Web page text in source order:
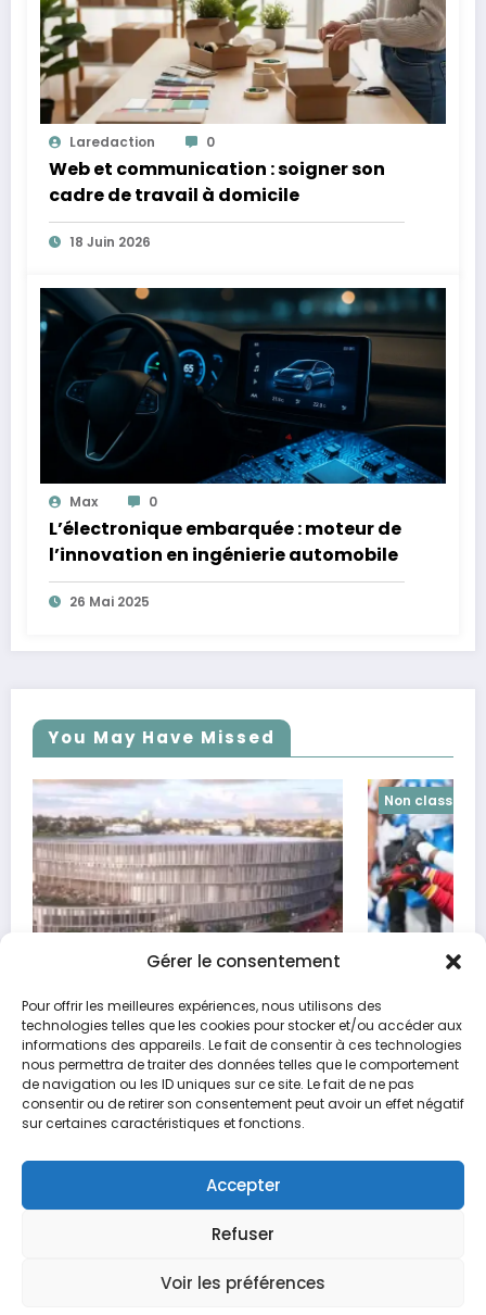
Gérer le consentement
Pour offrir les meilleures expériences, nous utilisons des
technologies telles que les cookies pour stocker et/ou accéder aux
informations des appareils. Le fait de consentir à ces technologies
nous permettra de traiter des données telles que le comportement
de navigation ou les ID uniques sur ce site. Le fait de ne pas
consentir ou de retirer son consentement peut avoir un effet négatif
sur certaines caractéristiques et fonctions.
Accepter
Refuser
Voir les préférences
Laredaction 0
Web et communication : soigner son
cadre de travail à domicile
18 Juin 2026
Max 0
L’électronique embarquée : moteur de
l’innovation en ingénierie automobile
26 Mai 2025
You May Have Missed
Non classé
Les duels à surveiller cette semaine
20 octobre 2024 Max
Politique de confidentialité
Mentions légales
Newscrunch - Magazine & BlogWordPress